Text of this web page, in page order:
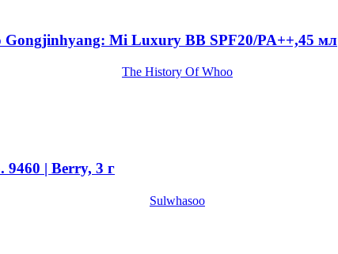
Mi Luxury BB SPF20/PA++,45 мл
The History Of Whoo
9460 | Berry, 3 г
Sulwhasoo